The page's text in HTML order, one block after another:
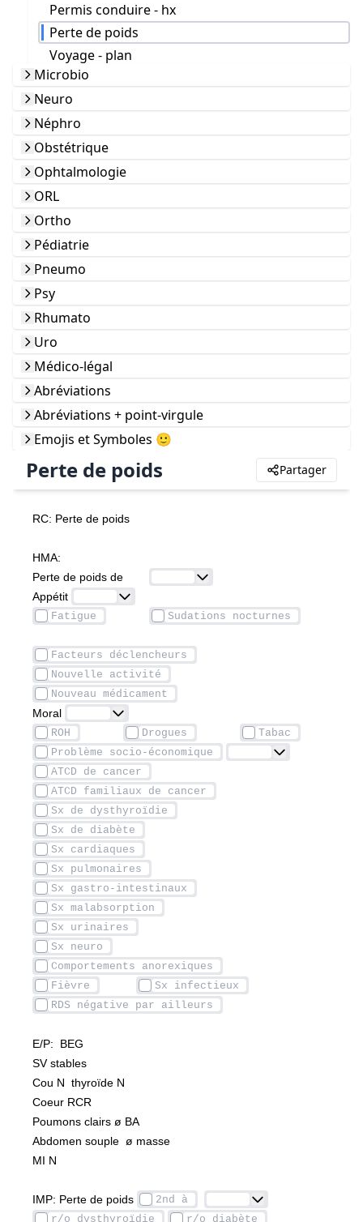
Permis conduire - hx
Perte de poids
Voyage - plan
Microbio
Neuro
Néphro
Obstétrique
Ophtalmologie
ORL
Ortho
Pédiatrie
Pneumo
Psy
Rhumato
Uro
Médico-légal
Abréviations
Abréviations + point-virgule
Emojis et Symboles 🙂
Perte de poids Partager
RC: Perte de poids
HMA:
Appétit
Moral
E/P:  BEG
SV stables
Cou N  thyroïde N
Coeur RCR
Poumons clairs ø BA
Abdomen souple  ø masse
MI N
IMP: Perte de poids